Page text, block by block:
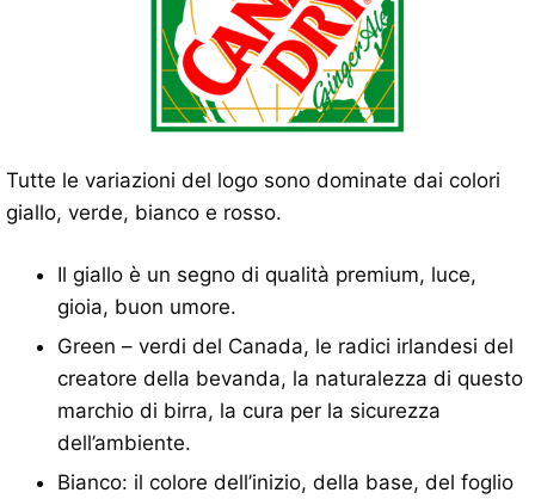
Tutte le variazioni del logo sono dominate dai colori
giallo, verde, bianco e rosso.
Il giallo è un segno di qualità premium, luce,
gioia, buon umore.
Green – verdi del Canada, le radici irlandesi del
creatore della bevanda, la naturalezza di questo
marchio di birra, la cura per la sicurezza
dell’ambiente.
Bianco: il colore dell’inizio, della base, del foglio